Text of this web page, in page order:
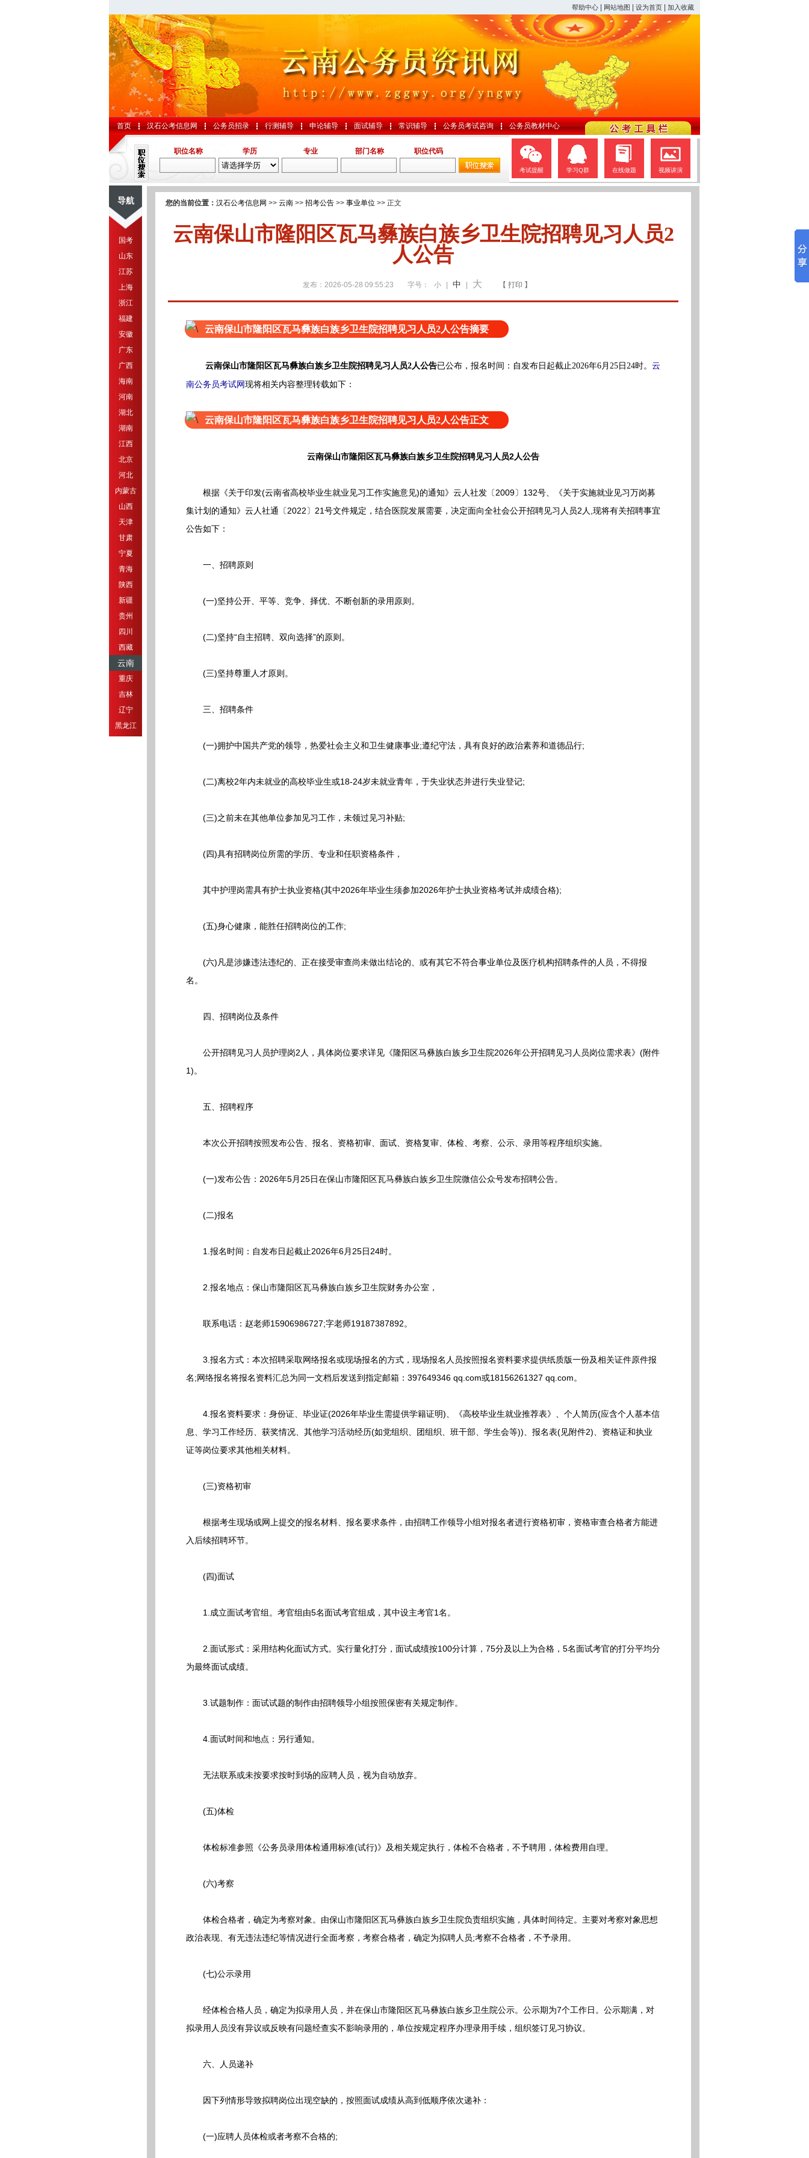
帮助中心 网站地图 设为首页 加入收藏
首页 汉石公考信息网 公务员招录 行测辅导 申论辅导 面试辅导 常识辅导 公务员考试咨询 公务员教材中心
职位名称 学历 专业 部门名称 职位代码
考试提醒 学习Q群 在线做题 视频讲演
导航
国考
山东
江苏
上海
浙江
福建
安徽
广东
广西
海南
河南
湖北
湖南
江西
北京
河北
内蒙古
山西
天津
甘肃
宁夏
青海
陕西
新疆
贵州
四川
西藏
云南
重庆
吉林
辽宁
黑龙江
您的当前位置： 汉石公考信息网 >> 云南 >> 招考公告 >> 事业单位 >> 正文
云南保山市隆阳区瓦马彝族白族乡卫生院招聘见习人员2
人公告
发布：2026-05-28 09:55:23 字号： 小 中 大 【 打印 】
云南保山市隆阳区瓦马彝族白族乡卫生院招聘见习人员2人公告摘要
云南保山市隆阳区瓦马彝族白族乡卫生院招聘见习人员2人公告已公布，报名时间：自发布日起截止2026年6月25日24时。 云
南公务员考试网现将相关内容整理转载如下：
云南保山市隆阳区瓦马彝族白族乡卫生院招聘见习人员2人公告正文
云南保山市隆阳区瓦马彝族白族乡卫生院招聘见习人员2人公告
根据《关于印发(云南省高校毕业生就业见习工作实施意见)的通知》云人社发〔2009〕132号、《关于实施就业见习万岗募
集计划的通知》云人社通〔2022〕21号文件规定，结合医院发展需要，决定面向全社会公开招聘见习人员2人,现将有关招聘事宜
公告如下：
一、招聘原则
(一)坚持公开、平等、竞争、择优、不断创新的录用原则。
(二)坚持“自主招聘、双向选择”的原则。
(三)坚持尊重人才原则。
三、招聘条件
(一)拥护中国共产党的领导，热爱社会主义和卫生健康事业;遵纪守法，具有良好的政治素养和道德品行;
(二)离校2年内未就业的高校毕业生或18-24岁未就业青年，于失业状态并进行失业登记;
(三)之前未在其他单位参加见习工作，未领过见习补贴;
(四)具有招聘岗位所需的学历、专业和任职资格条件，
其中护理岗需具有护士执业资格(其中2026年毕业生须参加2026年护士执业资格考试并成绩合格);
(五)身心健康，能胜任招聘岗位的工作;
(六)凡是涉嫌违法违纪的、正在接受审查尚未做出结论的、或有其它不符合事业单位及医疗机构招聘条件的人员，不得报
名。
四、招聘岗位及条件
公开招聘见习人员护理岗2人，具体岗位要求详见《隆阳区马彝族白族乡卫生院2026年公开招聘见习人员岗位需求表》(附件
1)。
五、招聘程序
本次公开招聘按照发布公告、报名、资格初审、面试、资格复审、体检、考察、公示、录用等程序组织实施。
(一)发布公告：2026年5月25日在保山市隆阳区瓦马彝族白族乡卫生院微信公众号发布招聘公告。
(二)报名
1.报名时间：自发布日起截止2026年6月25日24时。
2.报名地点：保山市隆阳区瓦马彝族白族乡卫生院财务办公室，
联系电话：赵老师15906986727;字老师19187387892。
3.报名方式：本次招聘采取网络报名或现场报名的方式，现场报名人员按照报名资料要求提供纸质版一份及相关证件原件报
名;网络报名将报名资料汇总为同一文档后发送到指定邮箱：397649346 qq.com或18156261327 qq.com。
4.报名资料要求：身份证、毕业证(2026年毕业生需提供学籍证明)、《高校毕业生就业推荐表》、个人简历(应含个人基本信
息、学习工作经历、获奖情况、其他学习活动经历(如党组织、团组织、班干部、学生会等))、报名表(见附件2)、资格证和执业
证等岗位要求其他相关材料。
(三)资格初审
根据考生现场或网上提交的报名材料、报名要求条件，由招聘工作领导小组对报名者进行资格初审，资格审查合格者方能进
入后续招聘环节。
(四)面试
1.成立面试考官组。考官组由5名面试考官组成，其中设主考官1名。
2.面试形式：采用结构化面试方式。实行量化打分，面试成绩按100分计算，75分及以上为合格，5名面试考官的打分平均分
为最终面试成绩。
3.试题制作：面试试题的制作由招聘领导小组按照保密有关规定制作。
4.面试时间和地点：另行通知。
无法联系或未按要求按时到场的应聘人员，视为自动放弃。
(五)体检
体检标准参照《公务员录用体检通用标准(试行)》及相关规定执行，体检不合格者，不予聘用，体检费用自理。
(六)考察
体检合格者，确定为考察对象。由保山市隆阳区瓦马彝族白族乡卫生院负责组织实施，具体时间待定。主要对考察对象思想
政治表现、有无违法违纪等情况进行全面考察，考察合格者，确定为拟聘人员;考察不合格者，不予录用。
(七)公示录用
经体检合格人员，确定为拟录用人员，并在保山市隆阳区瓦马彝族白族乡卫生院公示。公示期为7个工作日。公示期满，对
拟录用人员没有异议或反映有问题经查实不影响录用的，单位按规定程序办理录用手续，组织签订见习协议。
六、人员递补
因下列情形导致拟聘岗位出现空缺的，按照面试成绩从高到低顺序依次递补：
(一)应聘人员体检或者考察不合格的;